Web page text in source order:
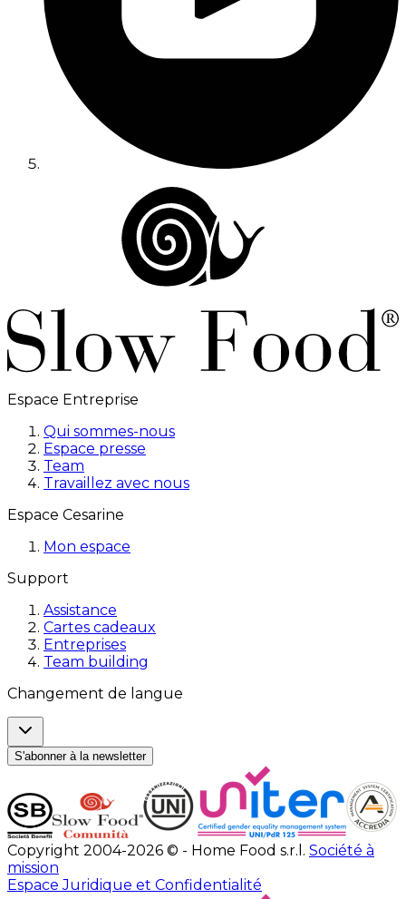
Espace Entreprise
Qui sommes-nous
Espace presse
Team
Travaillez avec nous
Espace Cesarine
Mon espace
Support
Assistance
Cartes cadeaux
Entreprises
Team building
Changement de langue
S'abonner à la newsletter
Copyright 2004-2026 © - Home Food s.r.l. Société à
mission
Espace Juridique et Confidentialité